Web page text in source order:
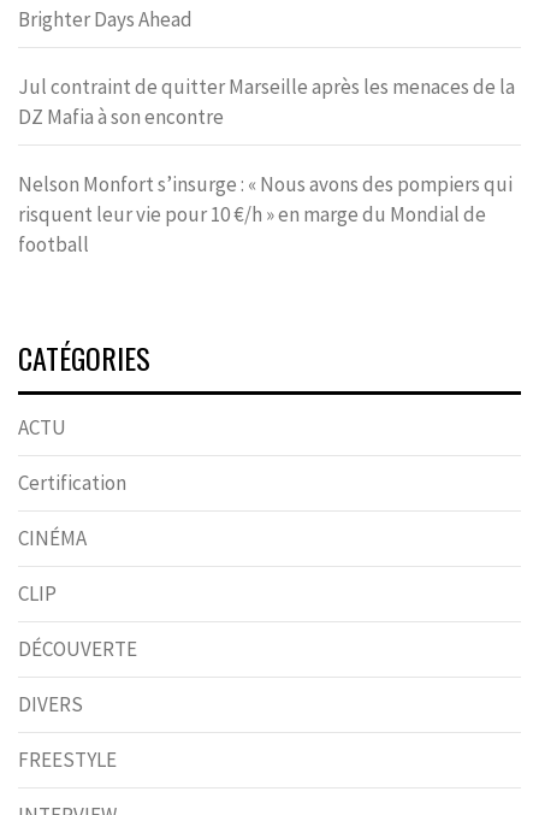
Brighter Days Ahead
Jul contraint de quitter Marseille après les menaces de la
DZ Mafia à son encontre
Nelson Monfort s’insurge : « Nous avons des pompiers qui
risquent leur vie pour 10 €/h » en marge du Mondial de
football
CATÉGORIES
ACTU
Certification
CINÉMA
CLIP
DÉCOUVERTE
DIVERS
FREESTYLE